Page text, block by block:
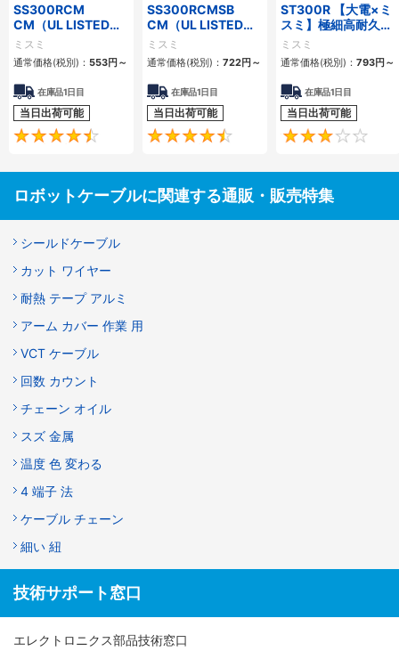
SS300RCM
CM（UL LISTED規
格・NEPA対応） 小
径
ミスミ
通常価格(税別)： 553円 ～
在庫品1日目
当日出荷可能
4.7
SS300RCMSB
CM（UL LISTED規
格・NEPA対応） 小
径 シールド付
ミスミ
通常価格(税別)： 722円 ～
在庫品1日目
当日出荷可能
4.5
ST300R 【大電×ミ
スミ】極細高耐久ロ
ボットケーブル（シ
ールド無・有）
ミスミ
通常価格(税別)： 793円 ～
在庫品1日目
当日出荷可能
ロボットケーブルに関連する通販・販売特集
シールドケーブル
カット ワイヤー
耐熱 テープ アルミ
アーム カバー 作業 用
VCT ケーブル
回数 カウント
チェーン オイル
スズ 金属
温度 色 変わる
4 端子 法
ケーブル チェーン
細い 紐
技術サポート窓口
エレクトロニクス部品技術窓口